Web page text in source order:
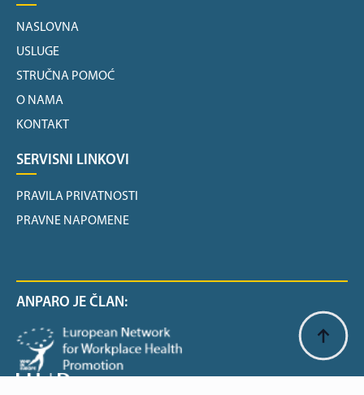
NASLOVNA
USLUGE
STRUČNA POMOĆ
O NAMA
KONTAKT
SERVISNI LINKOVI
PRAVILA PRIVATNOSTI
PRAVNE NAPOMENE
ANPARO JE ČLAN: